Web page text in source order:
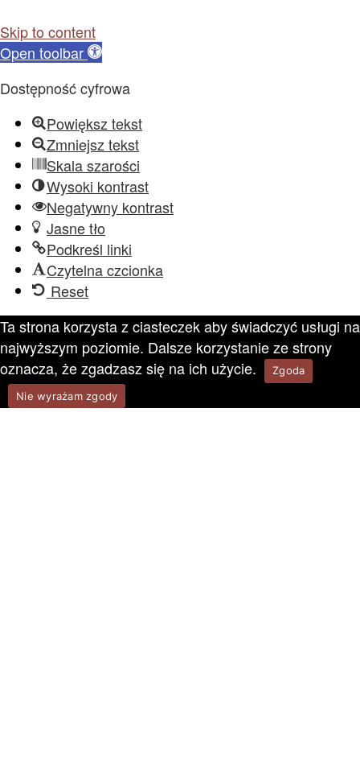
Skip to content
Open toolbar
Dostępność cyfrowa
Powiększ tekst
Zmniejsz tekst
Skala szarości
Wysoki kontrast
Negatywny kontrast
Jasne tło
Podkreśl linki
Czytelna czcionka
Reset
Ta strona korzysta z ciasteczek aby świadczyć usługi na
najwyższym poziomie. Dalsze korzystanie ze strony
oznacza, że zgadzasz się na ich użycie.
Zgoda
Nie wyrażam zgody